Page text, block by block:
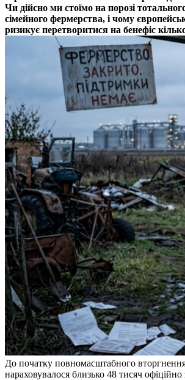
Чи дійсно ми стоїмо на порозі
сімейного фермерства, і чому
ризикує перетворитися на бенефіс
До початку повномасштабного вторгнення
нараховувалося близько 48 тисяч офіційно